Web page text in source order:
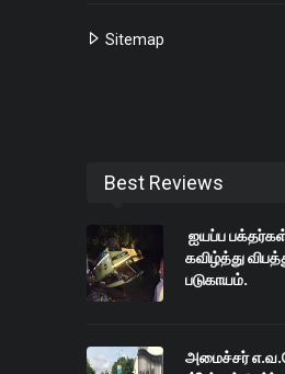
Sitemap
Best Reviews
ஐயப்ப
கவிழ்த்து
படுகாயம்.
அமைச்சர்